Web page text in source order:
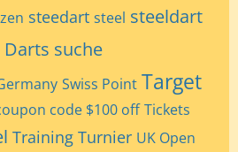
steedart steel steeldart
Darts suche
Swiss Point Target
code $100 off Tickets
Training Turnier UK Open